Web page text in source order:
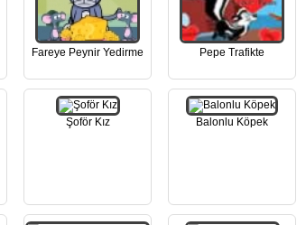
Fareye Peynir Yedirme Pepe Trafikte
Şoför Kız Balonlu Köpek